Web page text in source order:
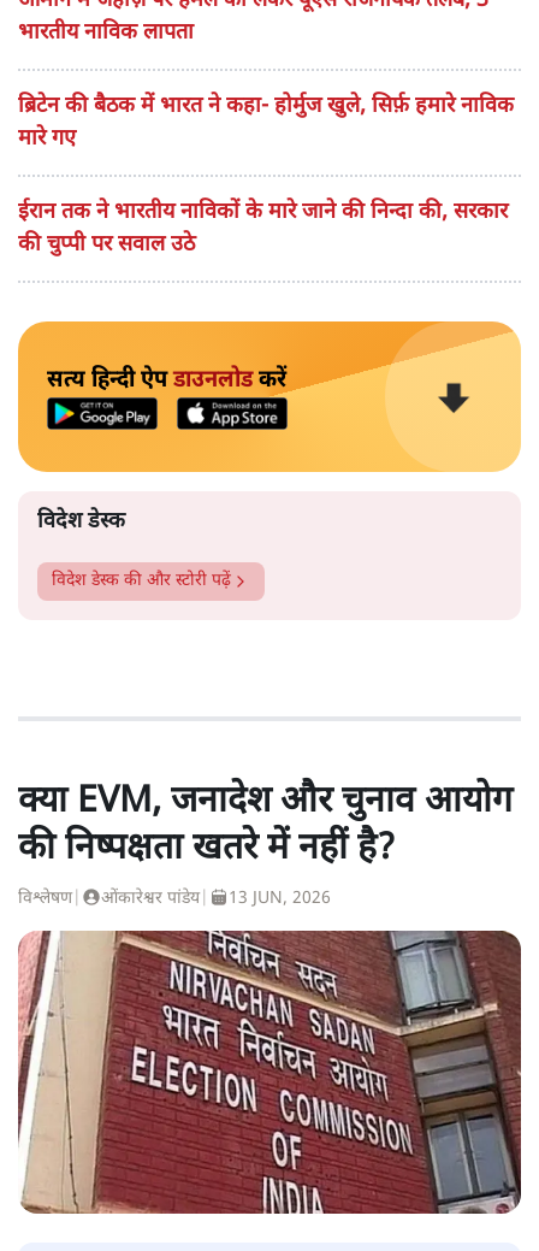
भारतीय नाविक लापता
ब्रिटेन की बैठक में भारत ने कहा- होर्मुज खुले, सिर्फ़ हमारे नाविक
मारे गए
ईरान तक ने भारतीय नाविकों के मारे जाने की निन्दा की, सरकार
की चुप्पी पर सवाल उठे
सत्य हिन्दी ऐपडाउनलोडकरें
विदेश डेस्क
विदेश डेस्क की और स्टोरी पढ़ें
क्या EVM, जनादेश और चुनाव आयोग
की निष्पक्षता खतरे में नहीं है?
विश्लेषण| ओंकारेश्वर पांडेय| 13 JUN, 2026